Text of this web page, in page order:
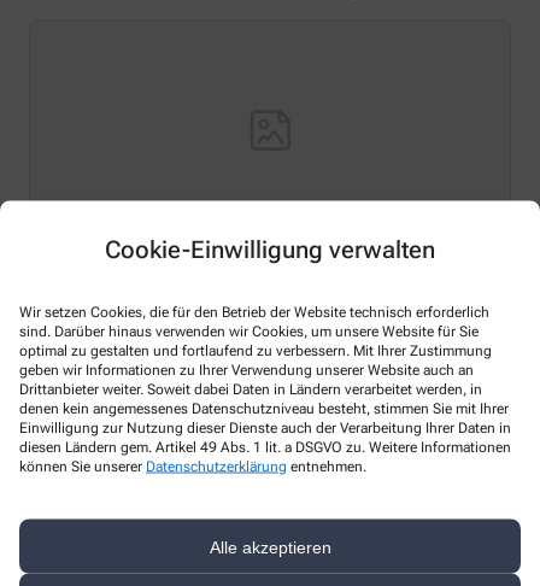
Cookie-Einwilligung verwalten
Wir setzen Cookies, die für den Betrieb der Website technisch erforderlich
sind. Darüber hinaus verwenden wir Cookies, um unsere Website für Sie
optimal zu gestalten und fortlaufend zu verbessern. Mit Ihrer Zustimmung
geben wir Informationen zu Ihrer Verwendung unserer Website auch an
Drittanbieter weiter. Soweit dabei Daten in Ländern verarbeitet werden, in
denen kein angemessenes Datenschutzniveau besteht, stimmen Sie mit Ihrer
Einwilligung zur Nutzung dieser Dienste auch der Verarbeitung Ihrer Daten in
diesen Ländern gem. Artikel 49 Abs. 1 lit. a DSGVO zu. Weitere Informationen
können Sie unserer Datenschutzerklärung entnehmen.
Alle akzeptieren
Welcome to WordPress on Azure Sites. This is your first
post. Edit or delete it, then start writing!
Mehr Lesen